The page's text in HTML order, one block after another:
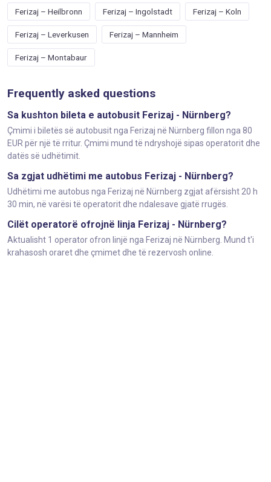
Ferizaj – Heilbronn Ferizaj – Ingolstadt Ferizaj – Koln
Ferizaj – Leverkusen Ferizaj – Mannheim
Ferizaj – Montabaur
Frequently asked questions
Sa kushton bileta e autobusit Ferizaj - Nürnberg?
Çmimi i biletës së autobusit nga Ferizaj në Nürnberg fillon nga 80
EUR për një të rritur. Çmimi mund të ndryshojë sipas operatorit dhe
datës së udhëtimit.
Sa zgjat udhëtimi me autobus Ferizaj - Nürnberg?
Udhëtimi me autobus nga Ferizaj në Nürnberg zgjat afërsisht 20 h
30 min, në varësi të operatorit dhe ndalesave gjatë rrugës.
Cilët operatorë ofrojnë linja Ferizaj - Nürnberg?
Aktualisht 1 operator ofron linjë nga Ferizaj në Nürnberg. Mund t'i
krahasosh oraret dhe çmimet dhe të rezervosh online.